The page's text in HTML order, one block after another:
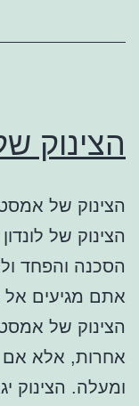
הצינוק
הצינוק של
הצינוק של
הסכנה והפחד
אתם מגיעים
הצינוק של
ומעלה. הצינוק